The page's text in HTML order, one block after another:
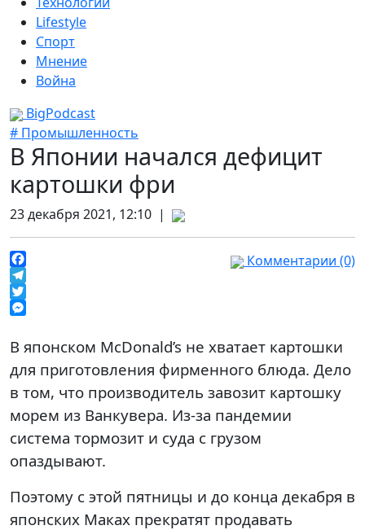
Lifestyle
Спорт
Мнение
Война
BigPodcast
# Промышленность
В Японии начался дефицит
картошки фри
23 декабря 2021, 12:10 |
Facebook
Telegram
Twitter
Комментарии (0)
В японском McDonald’s не хватает картошки
для приготовления фирменного блюда. Дело
в том, что производитель завозит картошку
морем из Ванкувера. Из-за пандемии
система тормозит и суда с грузом
опаздывают.
Поэтому с этой пятницы и до конца декабря в
японских Маках прекратят продавать